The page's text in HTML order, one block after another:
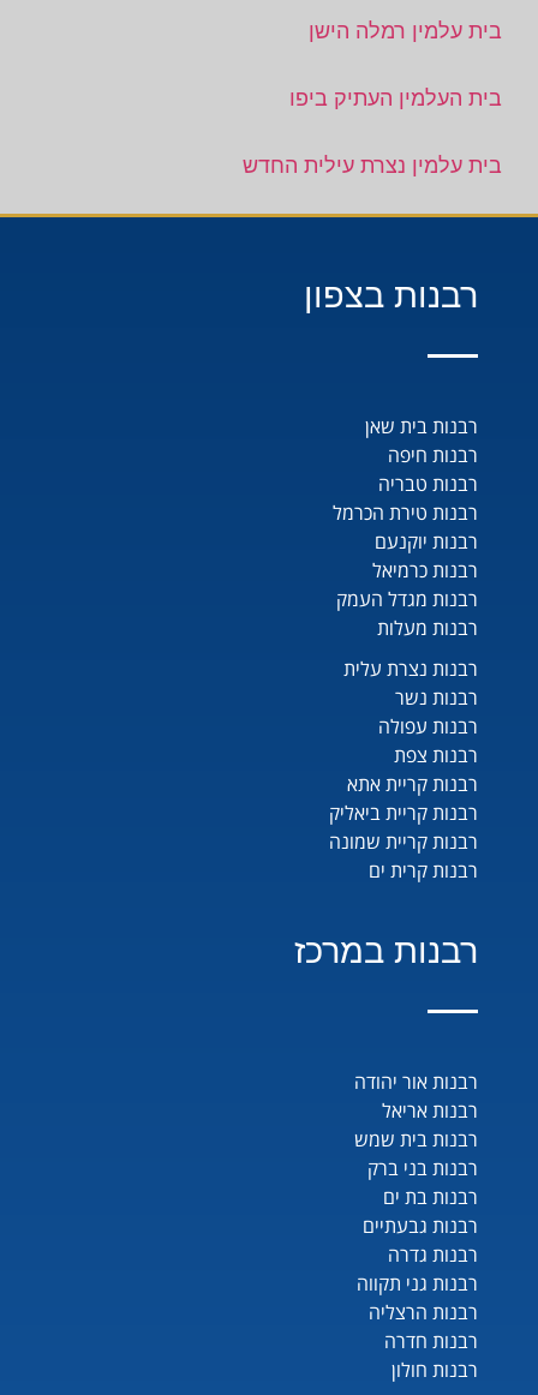
בית עלמין רמלה הישן
בית העלמין העתיק ביפו
בית עלמין נצרת עילית החדש
רבנות בצפון
רבנות בית שאן
רבנות חיפה
רבנות טבריה
רבנות טירת הכרמל
רבנות יוקנעם
רבנות כרמיאל
רבנות מגדל העמק
רבנות מעלות
רבנות נצרת עלית
רבנות נשר
רבנות עפולה
רבנות צפת
רבנות קריית אתא
רבנות קריית ביאליק
רבנות קריית שמונה
רבנות קרית ים
רבנות במרכז
רבנות אור יהודה
רבנות אריאל
רבנות בית שמש
רבנות בני ברק
רבנות בת ים
רבנות גבעתיים
רבנות גדרה
רבנות גני תקווה
רבנות הרצליה
רבנות חדרה
רבנות חולון